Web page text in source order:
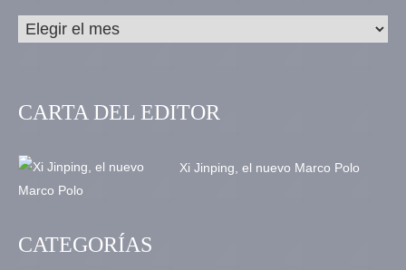
CARTA DEL EDITOR
Xi Jinping, el nuevo Marco Polo
CATEGORÍAS